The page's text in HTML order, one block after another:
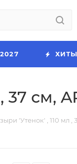
ХИТЫ
см,
'Утенок' , 110 мл ,